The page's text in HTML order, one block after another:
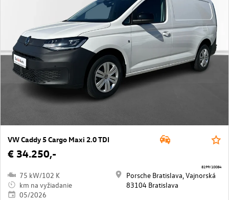
VW Caddy 5 Cargo Maxi 2.0 TDI
€ 34.250,-
75 kW/102 K
km na vyžiadanie
05/2026
Porsche Bratislava, Vajnorská
83104 Bratislava
8199/10084